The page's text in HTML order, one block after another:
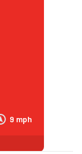
9 mph